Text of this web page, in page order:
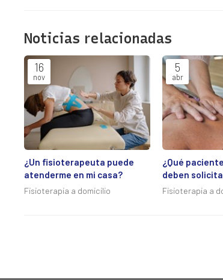
Noticias relacionadas
16
nov
¿Un fisioterapeuta puede
atenderme en mi casa?
Fisioterapia a domicilio
5
abr
¿Qué
deben
fisioterapeuta
Fisioterapia a